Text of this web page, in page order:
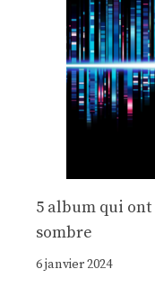
5 album qui
sombre
6 janvier 2024